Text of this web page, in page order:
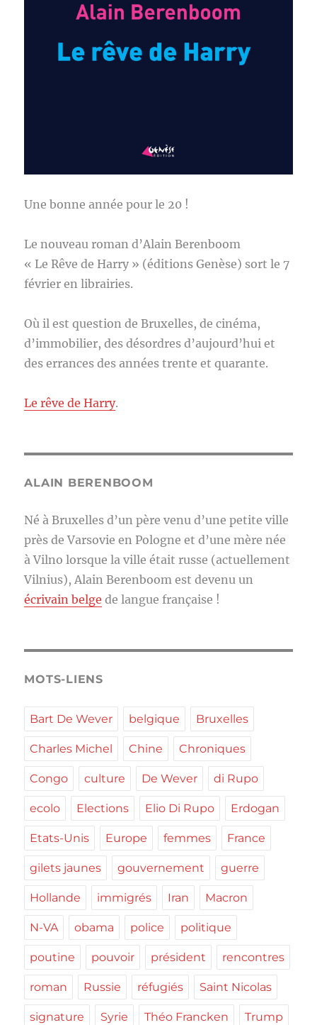
Une bonne année pour le 20 !
Le nouveau roman d’Alain Berenboom
« Le Rêve de Harry » (éditions Genèse) sort le 7
février en librairies.
Où il est question de Bruxelles, de cinéma,
d’immobilier, des désordres d’aujourd’hui et
des errances des années trente et quarante.
Le rêve de Harry.
ALAIN BERENBOOM
Né à Bruxelles d’un père venu d’une petite ville
près de Varsovie en Pologne et d’une mère née
à Vilno lorsque la ville était russe (actuellement
Vilnius), Alain Berenboom est devenu un
écrivain belge de langue française !
MOTS-LIENS
Bart De Wever belgique Bruxelles
Charles Michel Chine Chroniques
Congo culture De Wever di Rupo
ecolo Elections Elio Di Rupo Erdogan
Etats-Unis Europe femmes France
gilets jaunes gouvernement guerre
Hollande immigrés Iran Macron
N-VA obama police politique
poutine pouvoir président rencontres
roman Russie réfugiés Saint Nicolas
signature Syrie Théo Francken Trump